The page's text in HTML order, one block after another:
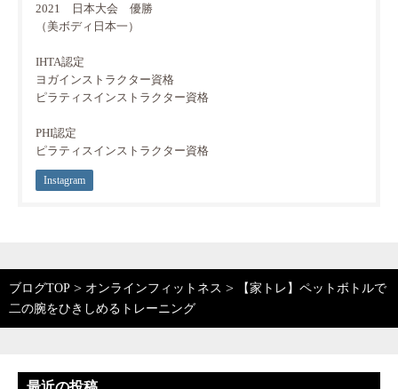
2021 日本大会 優勝
（美ボディ日本一）
IHTA認定
ヨガインストラクター資格
ピラティスインストラクター資格
PHI認定
ピラティスインストラクター資格
Instagram
ブログTOP > オンラインフィットネス >
【家トレ】ペットボトルで
二の腕をひきしめるトレーニング